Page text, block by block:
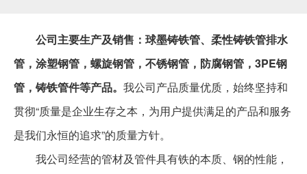
公司主要生产及销售： 球墨铸铁管、柔性铸铁管排水
管，涂塑钢管，螺旋钢管，不锈钢管 ，防腐钢管，3PE钢
管，铸铁管件等产品。 我公司产品质量优质，始终坚持和
贯彻“质量是企业生存之本，为用户提供满足的产品和服务
是我们永恒的追求”的质量方针。
我公司经营的管材及管件具有铁的本质、钢的性能，